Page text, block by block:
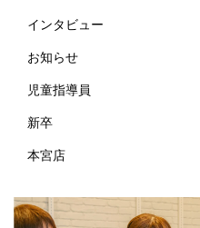
インタビュー
お知らせ
児童指導員
新卒
本宮店